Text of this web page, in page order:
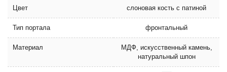
Цвет слоновая кость с патиной
Тип портала фронтальный
Материал
МДФ, искусственный камень,
натуральный шпон